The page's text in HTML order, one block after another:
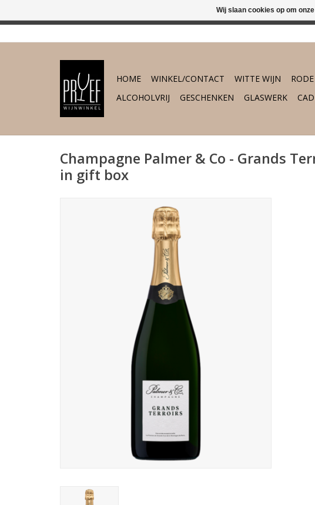
HOME WINKEL/CONTACT WITTE WIJN
ALCOHOLVRIJ
GESCHENKEN GLASWERK
Champagne Palmer & Co - Grands
in gift box
Wij slaan cookies op om
In 's-Hertogenbosch vanaf